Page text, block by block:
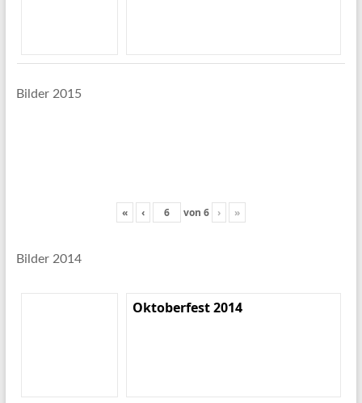
Bilder 2015
« ‹ von 6 › »
Bilder 2014
Oktoberfest 2014